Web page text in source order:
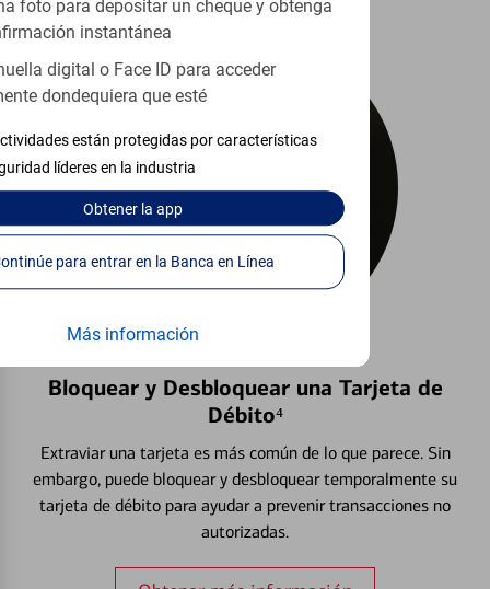
foto para depositar un cheque y obtenga
instantánea
digital o Face ID para acceder
dondequiera que esté
están protegidas por características
líderes en la industria
Obtenerla app
Continúe para entrar en la Banca en Línea
Más información
Bloquear y Desbloquear una Tarjeta de
Débito⁴
Extraviar una tarjeta es más común de lo que parece. Sin
embargo, puede bloquear y desbloquear temporalmente su
tarjeta de débito para ayudar a prevenir transacciones no
autorizadas.